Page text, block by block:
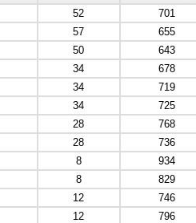
52
701
57
655
50
643
34
678
34
719
34
725
28
768
28
736
8
934
8
829
12
746
12
796